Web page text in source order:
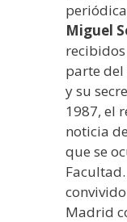
Miguel
parte del
y su
1987, el
noticia
que se
Facultad.
Madrid